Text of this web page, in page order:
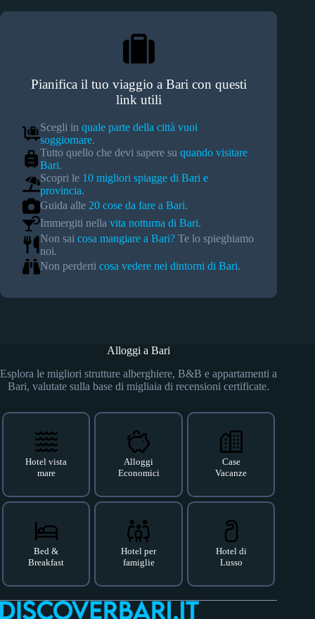
Pianifica il tuo viaggio a Bari con questi
link utili
Scegli in quale parte della città vuoi
soggiornare.
Tutto quello che devi sapere su quando visitare
Bari.
Scopri le 10 migliori spiagge di Bari e
provincia.
Guida alle 20 cose da fare a Bari.
Immergiti nella vita notturna di Bari.
Non sai cosa mangiare a Bari? Te lo spieghiamo
noi.
Non perderti cosa vedere nei dintorni di Bari.
Alloggi a Bari
Esplora le migliori strutture alberghiere, B&B e appartamenti a
Bari, valutate sulla base di migliaia di recensioni certificate.
Hotel vista
mare
Alloggi
Economici
Case
Vacanze
Bed &
Breakfast
Hotel per
famiglie
Hotel di
Lusso